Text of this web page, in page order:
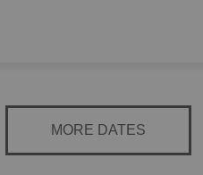
MORE DATES